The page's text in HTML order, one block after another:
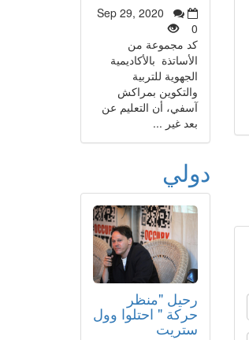
Sep 29, 2020
0
كد مجموعة من
الأساتذة بالأكاديمية
الجهوية للتربية
والتكوين بمراكش
آسفي، أن التعليم عن
بعد غير ...
دولي
رحيل "منظر
حركة " احتلوا وول
ستريت